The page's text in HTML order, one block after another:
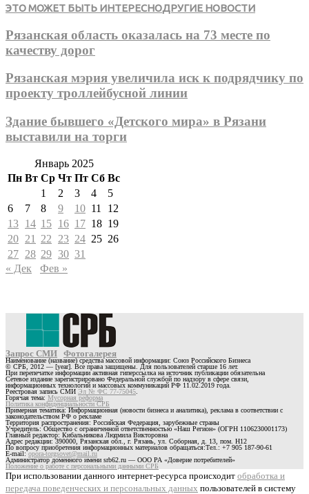
ЭТО МОЖЕТ БЫТЬ ИНТЕРЕСНОДРУГИЕ НОВОСТИ
Рязанская область оказалась на 73 месте по
качеству дорог
Рязанская мэрия увеличила иск к подрядчику по
проекту троллейбусной линии
Здание бывшего «Детского мира» в Рязани
выставили на торги
Январь 2025
Пн Вт Ср Чт Пт Сб Вс
1
2 3 4
5
6
7 8 9 10 11
12
13 14 15 16 17 18 19
20 21 22 23 24 25 26
27 28 29 30 31
« Дек
Фев »
Запрос СМИ Фотогалерея
Наименование (название) средства массовой информации: Союз Российского Бизнеса
© СРБ, 2012 — [year]. Все права защищены. Для пользователей старше 16 лет.
При перепечатке информации активная гиперссылка на источник публикации обязательна
Сетевое издание зарегистрировано Федеральной службой по надзору в сфере связи,
информационных технологий и массовых коммуникаций РФ 11.02.2019 года.
Реестровая запись СМИ Эл № ФС 77-75045
Горячая тема: Мусорная реформа
Политика конфиденциальности СРБ
Примерная тематика: Информационная (новости бизнеса и аналитика), реклама в соответствии с
законодательством РФ о рекламе
Территория распространения: Российская Федерация, зарубежные страны
Учредитель: Общество с ограниченной ответственностью «Наш Регион» (ОГРН 1106230001173)
Главный редактор: Кибальникова Людмила Викторовна
Адрес редакции: 390000, Рязанская обл., г. Рязань, ул. Соборная, д. 13, пом. Н12
По вопросу приобретения информационных материалов обращаться:Тел.: +7 905 187-90-61
E-mail:opora-torgsovet@mail.ru
Администратор доменного имени srb62.ru — ООО РА «Доверие потребителей»
Положение о работе с персональными данными СРБ
При использовании данного интернет-ресурса происходит обработка и
передача поведенческих и персональных данных пользователей в систему